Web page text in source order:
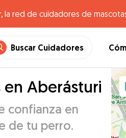
la red de cuidadores de
Buscar Cuidadores
Aberásturi
confianza en
de tu perro.